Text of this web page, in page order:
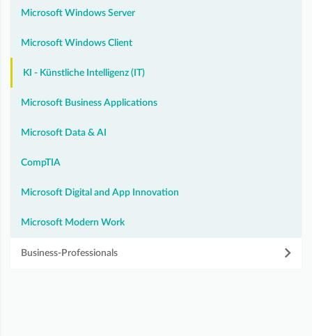
Microsoft Windows Server
Microsoft Windows Client
KI - Künstliche Intelligenz (IT)
Microsoft Business Applications
Microsoft Data & AI
CompTIA
Microsoft Digital and App Innovation
Microsoft Modern Work
Business-Professionals